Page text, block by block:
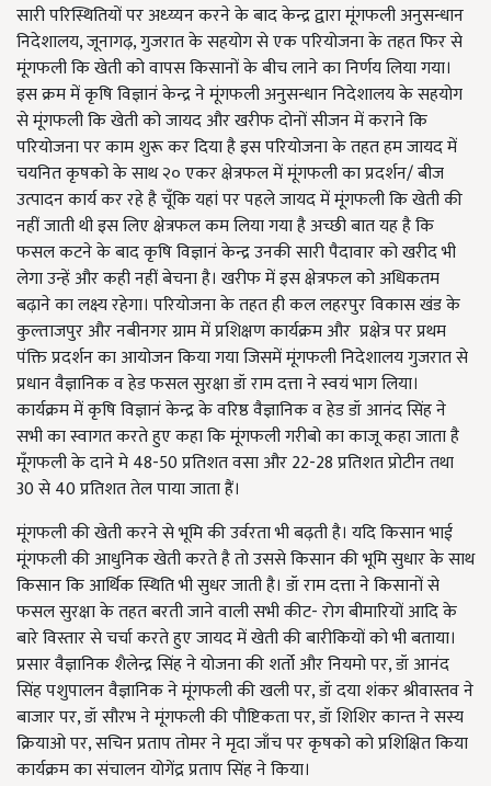
सारी परिस्थितियों पर अध्य्यन करने के बाद केन्द्र द्वारा मूंगफली अनुसन्धान
निदेशालय, जूनागढ़, गुजरात के सहयोग से एक परियोजना के तहत फिर से
मूंगफली कि खेती को वापस किसानों के बीच लाने का निर्णय लिया गया।
इस क्रम में कृषि विज्ञानं केन्द्र ने मूंगफली अनुसन्धान निदेशालय के सहयोग
से मूंगफली कि खेती को जायद और खरीफ दोनों सीजन में कराने कि
परियोजना पर काम शुरू कर दिया है इस परियोजना के तहत हम जायद में
चयनित कृषको के साथ २० एकर क्षेत्रफल में मूंगफली का प्रदर्शन/ बीज
उत्पादन कार्य कर रहे है चूँकि यहां पर पहले जायद में मूंगफली कि खेती की
नहीं जाती थी इस लिए क्षेत्रफल कम लिया गया है अच्छी बात यह है कि
फसल कटने के बाद कृषि विज्ञानं केन्द्र उनकी सारी पैदावार को खरीद भी
लेगा उन्हें और कही नहीं बेचना है। खरीफ में इस क्षेत्रफल को अधिकतम
बढ़ाने का लक्ष्य रहेगा। परियोजना के तहत ही कल लहरपुर विकास खंड के
कुल्ताजपुर और नबीनगर ग्राम में प्रशिक्षण कार्यक्रम और प्रक्षेत्र पर प्रथम
पंक्ति प्रदर्शन का आयोजन किया गया जिसमें मूंगफली निदेशालय गुजरात से
प्रधान वैज्ञानिक व हेड फसल सुरक्षा डॉ राम दत्ता ने स्वयं भाग लिया।
कार्यक्रम में कृषि विज्ञानं केन्द्र के वरिष्ठ वैज्ञानिक व हेड डॉ आनंद सिंह ने
सभी का स्वागत करते हुए कहा कि मूंगफली गरीबो का काजू कहा जाता है
मूँगफली के दाने मे 48-50 प्रतिशत वसा और 22-28 प्रतिशत प्रोटीन तथा
30 से 40 प्रतिशत तेल पाया जाता हैं।
मूंगफली की खेती करने से भूमि की उर्वरता भी बढ़ती है। यदि किसान भाई
मूंगफली की आधुनिक खेती करते है तो उससे किसान की भूमि सुधार के साथ
किसान कि आर्थिक स्थिति भी सुधर जाती है। डॉ राम दत्ता ने किसानों से
फसल सुरक्षा के तहत बरती जाने वाली सभी कीट- रोग बीमारियों आदि के
बारे विस्तार से चर्चा करते हुए जायद में खेती की बारीकियों को भी बताया।
प्रसार वैज्ञानिक शैलेन्द्र सिंह ने योजना की शर्तो और नियमो पर, डॉ आनंद
सिंह पशुपालन वैज्ञानिक ने मूंगफली की खली पर, डॉ दया शंकर श्रीवास्तव ने
बाजार पर, डॉ सौरभ ने मूंगफली की पौष्टिकता पर, डॉ शिशिर कान्त ने सस्य
क्रियाओ पर, सचिन प्रताप तोमर ने मृदा जाँच पर कृषको को प्रशिक्षित किया
कार्यक्रम का संचालन योगेंद्र प्रताप सिंह ने किया।